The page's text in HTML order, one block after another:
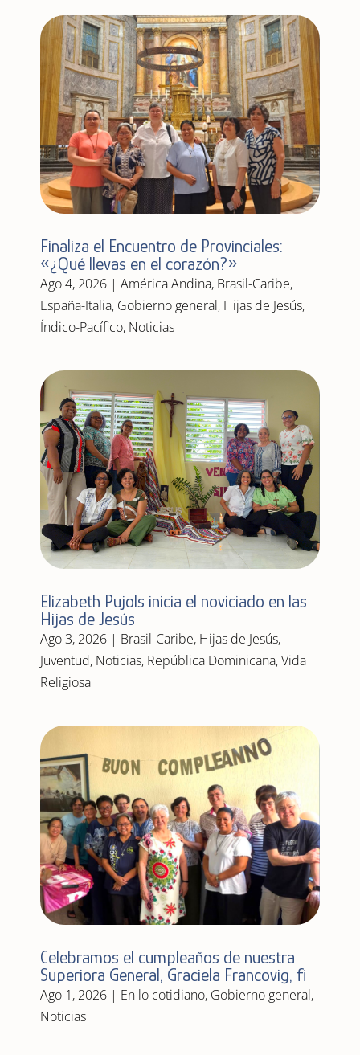
Finaliza el Encuentro de Provinciales:
«¿Qué llevas en el corazón?»
Ago 4, 2026| América Andina, Brasil-Caribe,
España-Italia, Gobierno general, Hijas de Jesús,
Índico-Pacífico, Noticias
Elizabeth Pujols inicia el noviciado en las
Hijas de Jesús
Ago 3, 2026| Brasil-Caribe, Hijas de Jesús,
Juventud, Noticias, República Dominicana,Vida
Religiosa
Celebramos el cumpleaños de nuestra
Superiora General, Graciela Francovig, fi
Ago 1, 2026| En lo cotidiano, Gobierno general,
Noticias